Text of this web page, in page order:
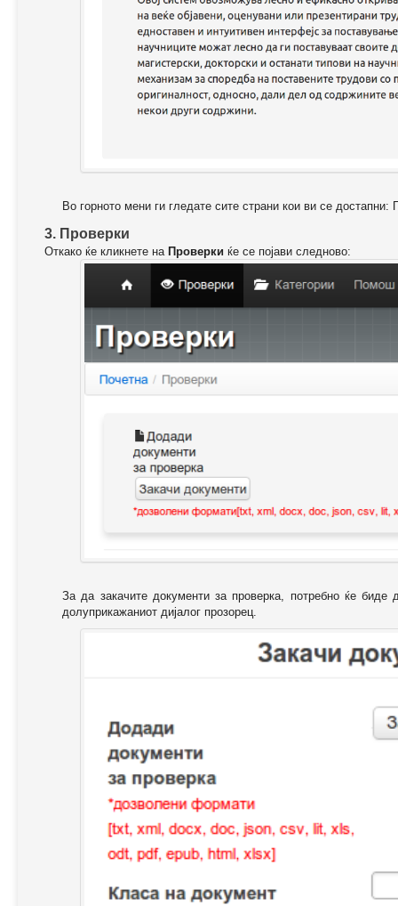
Во горното мени ги гледате сите страни кои ви се
3. Проверки
Откако ќе кликнете на Проверки ќе се појави следново:
За да закачите документи за проверка, потребно ќе биде
долуприкажаниот дијалог прозорец.